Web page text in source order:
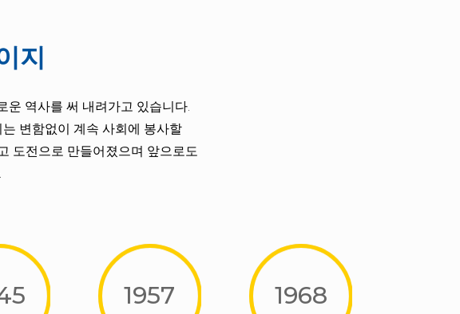
지
운 역사를 써 내려가고 있습니다.
변함없이 계속 사회에 봉사할
도전으로 만들어졌으며 앞으로도
1957 1968